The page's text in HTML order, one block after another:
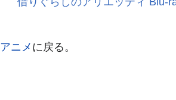
アニメに戻る。